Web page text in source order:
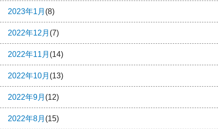
2023年1月 (8)
2022年12月 (7)
2022年11月 (14)
2022年10月 (13)
2022年9月 (12)
2022年8月 (15)